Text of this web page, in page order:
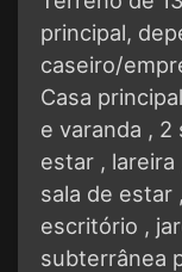
principal,
caseiro/
Casa
e varanda , 2
estar ,
sala de estar
escritório ,
subterrânea